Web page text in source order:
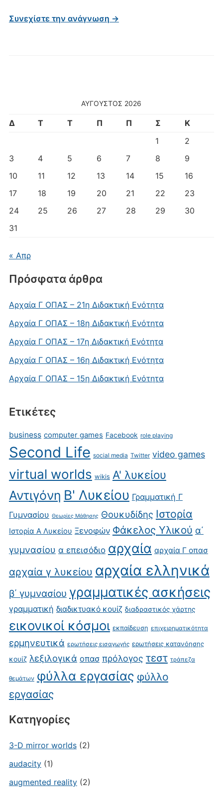
ΑΎΓΟΥΣΤΟΣ 2026
Δ Τ Τ Π Π Σ
Κ
1
2
3
4 5 6 7 8
9
10
11 12 13 14 15
16
17
18 19 20 21 22
23
24
25 26 27 28 29
30
31
« Απρ
Πρόσφατα άρθρα
Αρχαία Γ ΟΠΑΣ – 21η Διδακτική Ενότητα
Αρχαία Γ ΟΠΑΣ – 18η Διδακτική Ενότητα
Αρχαία Γ ΟΠΑΣ – 17η Διδακτική Ενότητα
Αρχαία Γ ΟΠΑΣ – 16η Διδακτική Ενότητα
Αρχαία Γ ΟΠΑΣ – 15η Διδακτική Ενότητα
Ετικέτες
business computer games Facebook role playing
Second Life social media Twitter video games
virtual worlds wikis Α' λυκείου
Αντιγόνη Β' Λυκείου Γραμματική Γ
Γυμνασίου Θεωρίες Μάθησης Θουκυδίδης Ιστορία
Ιστορία Α Λυκείου Ξενοφών Φάκελος Υλικού α΄
γυμνασίου α επεισόδιο αρχαία αρχαία Γ οπασ
αρχαία γ λυκείου αρχαία ελληνικά
β΄ γυμνασίου γραμματικές ασκήσεις
γραμματική διαδικτυακό κουίζ διαδραστικός χάρτης
εικονικοί κόσμοι εκπαίδευση επιχειρηματικότητα
ερμηνευτικά ερωτήσεις εισαγωγής ερωτήσεις κατανόησης
κουίζ λεξιλογικά οπασ πρόλογος τεστ τράπεζα
θεμάτων φύλλα εργασίας φύλλο
εργασίας
Kατηγορίες
3-D mirror worlds(2)
audacity(1)
augmented reality(2)
Συνεχίστε την ανάγνωση →